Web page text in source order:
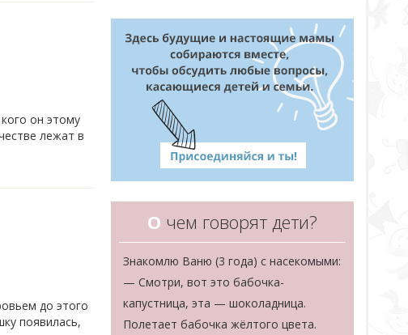
он этому
лежат в
до этого
появилась,
О чем говорят дети?
Знакомлю Ваню (3 года) с насекомыми:
— Смотри, вот это бабочка-
капустница, эта — шоколадница.
Полетает бабочка жёлтого цвета.